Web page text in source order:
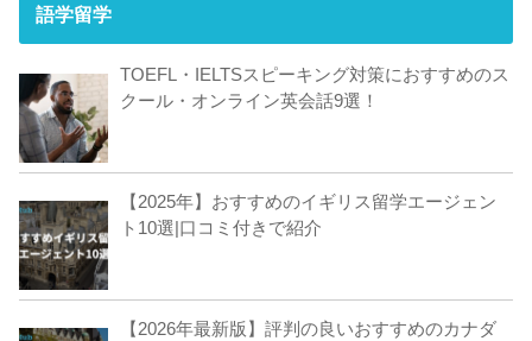
語学留学
TOEFL・IELTSスピーキング対策におすすめのス
クール・オンライン英会話9選！
【2025年】おすすめのイギリス留学エージェン
ト10選|口コミ付きで紹介
【2026年最新版】評判の良いおすすめのカナダ